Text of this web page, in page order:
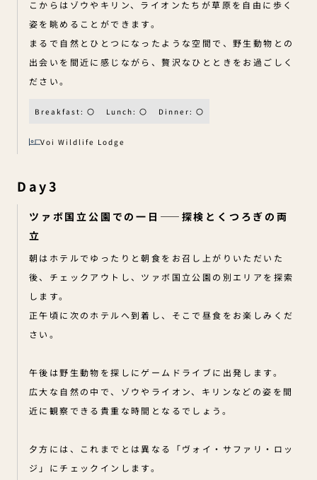
こからはゾウやキリン、ライオンたちが草原を自由に歩く
姿を眺めることができます。
まるで自然とひとつになったような空間で、野生動物との
出会いを間近に感じながら、贅沢なひとときをお過ごしく
ださい。
Breakfast: 〇 Lunch: 〇 Dinner: 〇
Voi Wildlife Lodge
Day3
ツァボ国立公園での一日——探検とくつろぎの両
立
朝はホテルでゆったりと朝食をお召し上がりいただいた
後、チェックアウトし、ツァボ国立公園の別エリアを探索
します。
正午頃に次のホテルへ到着し、そこで昼食をお楽しみくだ
さい。
午後は野生動物を探しにゲームドライブに出発します。
広大な自然の中で、ゾウやライオン、キリンなどの姿を間
近に観察できる貴重な時間となるでしょう。
夕方には、これまでとは異なる「ヴォイ・サファリ・ロッ
ジ」にチェックインします。